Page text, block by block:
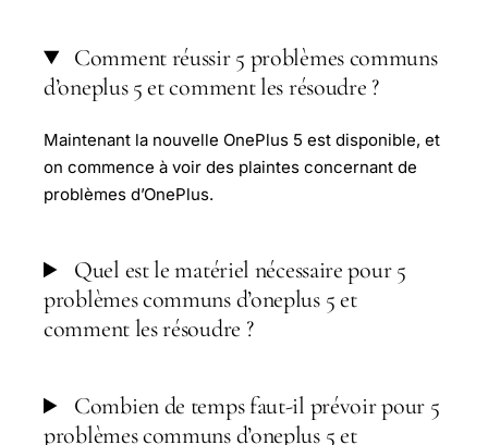
Comment réussir 5 problèmes communs
d’oneplus 5 et comment les résoudre ?
Maintenant la nouvelle OnePlus 5 est disponible, et
on commence à voir des plaintes concernant de
problèmes d’OnePlus.
Quel est le matériel nécessaire pour 5
problèmes communs d’oneplus 5 et
comment les résoudre ?
Combien de temps faut-il prévoir pour 5
problèmes communs d’oneplus 5 et